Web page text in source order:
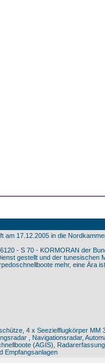
am 17.12.2005 in die
- S 70 - KORMORAN der
gestellt und der tunesischen
mehr, eine Ära
4 x Seezielflugkörper MM
, Navigationsradar,
(AGIS),
Empfangsanlagen